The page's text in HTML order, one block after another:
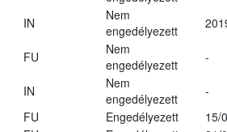
IN
Nem
engedélyezett
FU
Nem
engedélyezett
-
IN
Nem
engedélyezett
-
FU Engedélyezett
15/